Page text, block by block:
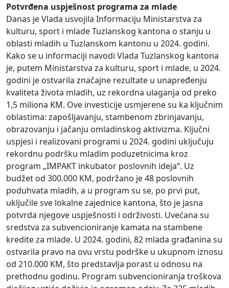
Potvrđena uspješnost programa za mlade
Danas je Vlada usvojila Informaciju Ministarstva za
kulturu, sport i mlade Tuzlanskog kantona o stanju u
oblasti mladih u Tuzlanskom kantonu u 2024. godini.
Kako se u informaciji navodi Vlada Tuzlanskog kantona
je, putem Ministarstva za kulturu, sport i mlade, u 2024.
godini je ostvarila značajne rezultate u unapređenju
kvaliteta života mladih, uz rekordna ulaganja od preko
1,5 miliona KM. Ove investicije usmjerene su ka ključnim
oblastima: zapošljavanju, stambenom zbrinjavanju,
obrazovanju i jačanju omladinskog aktivizma. Ključni
uspjesi i realizovani programi u 2024. godini uključuju
rekordnu podršku mladim poduzetnicima kroz
program „IMPAKT inkubator poslovnih ideja“. Uz
budžet od 300.000 KM, podržano je 48 poslovnih
poduhvata mladih, a u program su se, po prvi put,
uključile sve lokalne zajednice kantona, što je jasna
potvrda njegove uspješnosti i održivosti. Uvećana su
sredstva za subvencioniranje kamata na stambene
kredite za mlade. U 2024. godini, 82 mlada građanina su
ostvarila pravo na ovu vrstu podrške u ukupnom iznosu
od 210.000 KM, što predstavlja porast u odnosu na
prethodnu godinu. Program subvencioniranja troškova